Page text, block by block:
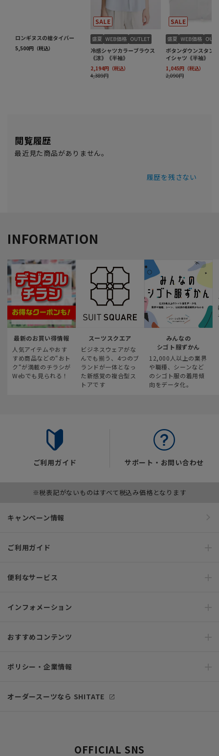
閲覧履歴
最近見た商品がありません。
履歴を残さない
INFORMATION
最新のお買い得情報
人気アイテムやおす
すめ商品などの“おト
ク“が満載のチラシが
Webでも見られる！
スーツスクエア
ビジネスウェアがな
んでも揃う、4つのブ
ランドが一体となっ
た新感覚の複合型ス
トアです
みんなの
シゴト服ずかん
12,000人以上の業界
や職種、シーンなど
のシゴト服の着用傾
向をデータ化。
ご利用ガイド サポート・お問い合わせ
※税表記がないものはすべて税込み価格となります
キャンペーン情報
ご利用ガイド
便利なサービス
インフォメーション
おすすめコンテンツ
ポリシー・企業情報
オーダースーツなら SHITATE
OFFICIAL SNS